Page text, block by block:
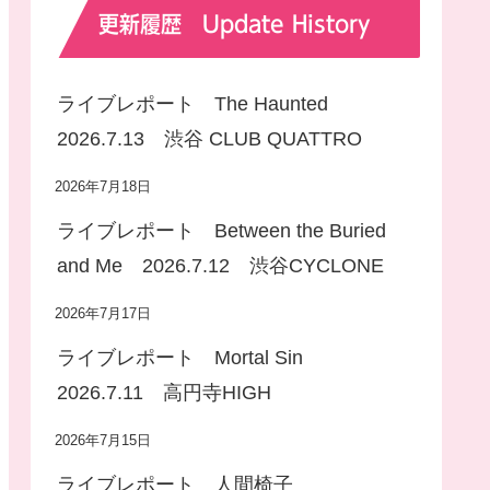
更新履歴 Update History
ライブレポート The Haunted
2026.7.13 渋谷 CLUB QUATTRO
2026年7月18日
ライブレポート Between the Buried
and Me 2026.7.12 渋谷CYCLONE
2026年7月17日
ライブレポート Mortal Sin
2026.7.11 高円寺HIGH
2026年7月15日
ライブレポート 人間椅子